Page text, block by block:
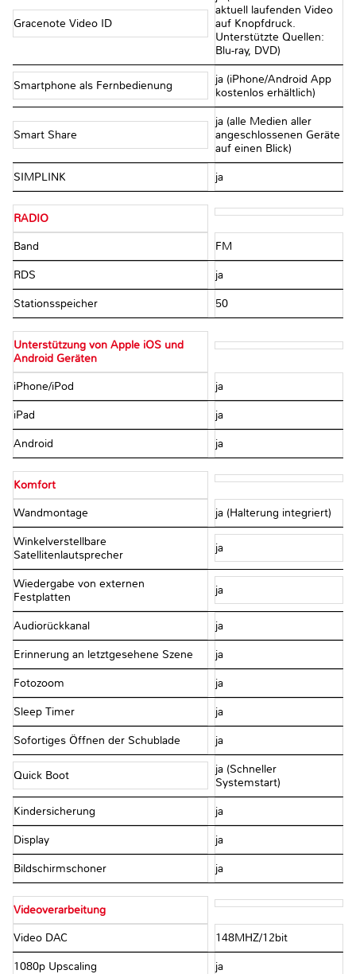
Gracenote Video ID
aktuell laufenden Video
auf Knopfdruck.
Unterstützte Quellen:
Blu-ray, DVD)
Smartphone als Fernbedienung
ja (iPhone/Android App
kostenlos erhältlich)
Smart Share
ja (alle Medien aller
angeschlossenen Geräte
auf einen Blick)
SIMPLINK ja
RADIO
Band FM
RDS ja
Stationsspeicher 50
Unterstützung von Apple iOS und
Android Geräten
iPhone/iPod ja
iPad ja
Android ja
Komfort
Wandmontage ja (Halterung integriert)
Winkelverstellbare
Satellitenlautsprecher
ja
Wiedergabe von externen
Festplatten
ja
Audiorückkanal ja
Erinnerung an letztgesehene Szene ja
Fotozoom ja
Sleep Timer ja
Sofortiges Öffnen der Schublade ja
Quick Boot
ja (Schneller
Systemstart)
Kindersicherung ja
Display ja
Bildschirmschoner ja
Videoverarbeitung
Video DAC 148MHZ/12bit
1080p Upscaling ja